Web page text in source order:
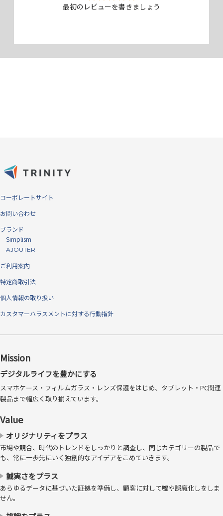
キレイをキープする抗菌仕様
加工により、時間経過と共に自然と増える目に見えない雑菌の繁殖を抑
え、清潔なまま保つことができます。
対黄色ブドウ球菌の生存率グラフ
埃を寄せ付けず、高級感あふれる手
触り
しまいます。本製品は素材の表面に特殊アンチダスト加工を施すことに
より、埃を寄せ付けず、さらに非常になめらかで高級感のある手触りを
実現しました。
最初のレビューを書きましょう
コーポレートサイト
お問い合わせ
ブランド
Simplism
AJOUTER
ご利用案内
特定商取引法
個人情報の取り扱い
カスタマーハラスメントに対する行動指針
Mission
デジタルライフを豊かにする
スマホケース・フィルムガラス・レンズ保護をはじめ、タブレット・PC関連
製品まで幅広く取り揃えています。
Value
オリジナリティをプラス
市場や競合、時代のトレンドをしっかりと調査し、同じカテゴリーの製品で
も、常に一歩先にいく独創的なアイデアをこめていきます。
誠実さをプラス
あらゆるデータに基づいた証拠を準備し、顧客に対して嘘や誤魔化しをしま
せん。